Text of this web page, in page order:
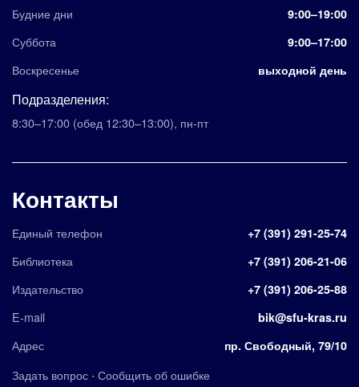
Будние дни 9:00–19:00
Суббота 9:00–17:00
Воскресенье выходной день
Подразделения:
8:30–17:00 (обед 12:30–13:00), пн-пт
Контакты
Единый телефон +7 (391) 291-25-74
Библиотека +7 (391) 206-21-06
Издательство +7 (391) 206-25-88
E-mail bik@sfu-kras.ru
Адрес пр. Свободный, 79/10
Задать вопрос · Сообщить об ошибке